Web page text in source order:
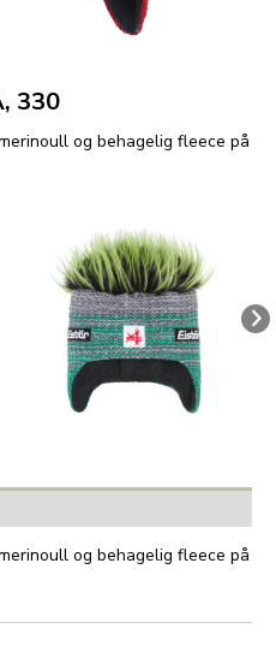
330
og behagelig fleece på
og behagelig fleece på